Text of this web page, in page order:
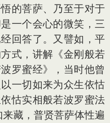
的菩萨、乃至于对于
一个会心的微笑，三
回答了。又譬如，平
式，讲解《金刚般若
罗蜜经》，当时他曾
一切如来为众生依怙
怙实相般若波罗蜜法
藏，普贤菩萨体性遍